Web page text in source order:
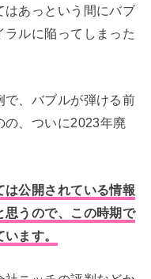
はあっという間にバブ
ルに陥ってしまった
で、バブルが弾ける前
の、ついに2023年廃
は公開されている情報
思うので、この時期で
ます。